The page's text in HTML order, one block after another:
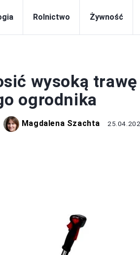
Rolnictwo Żywność
wysoką
ogrodnika
Magdalena Szachta